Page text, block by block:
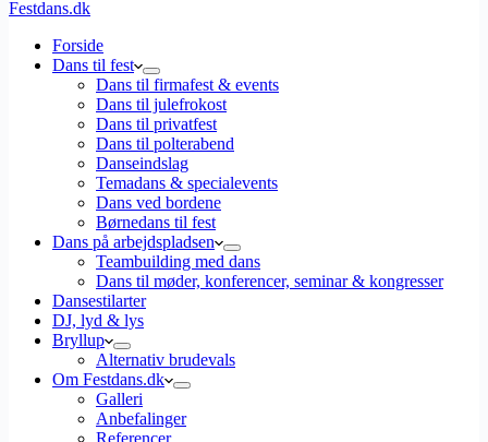
Festdans.dk
Forside
Dans til fest
Dans til firmafest & events
Dans til julefrokost
Dans til privatfest
Dans til polterabend
Danseindslag
Temadans & specialevents
Dans ved bordene
Børnedans til fest
Dans på arbejdspladsen
Teambuilding med dans
Dans til møder, konferencer, seminar & kongresser
Dansestilarter
DJ, lyd & lys
Bryllup
Alternativ brudevals
Om Festdans.dk
Galleri
Anbefalinger
Referencer